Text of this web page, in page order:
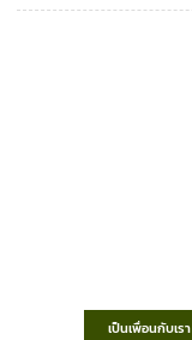
เป็นเพื่อนกับเรา